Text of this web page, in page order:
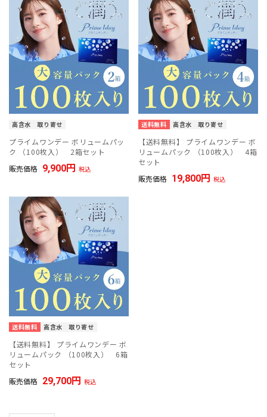
高含水 取り寄せ
プライムワンデー ボリュームパッ
ク （100枚入） 2箱セット
販売価格 9,900 税込
送料無料 高含水 取り寄せ
【送料無料】 プライムワンデー ボ
リュームパック （100枚入） 4箱
セット
販売価格 19,800 税込
送料無料 高含水 取り寄せ
【送料無料】 プライムワンデー ボ
リュームパック （100枚入） 6箱
セット
販売価格 29,700 税込